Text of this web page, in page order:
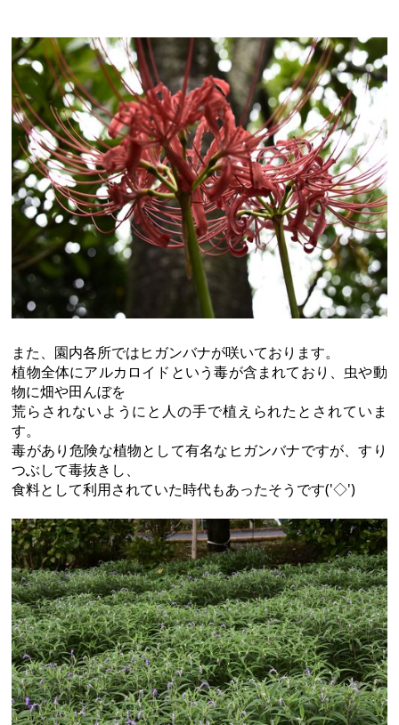
また、園内各所ではヒガンバナが咲いております。
植物全体にアルカロイドという毒が含まれており、虫や動
物に畑や田んぼを
荒らされないようにと人の手で植えられたとされていま
す。
毒があり危険な植物として有名なヒガンバナですが、すり
つぶして毒抜きし、
食料として利用されていた時代もあったそうです('◇')